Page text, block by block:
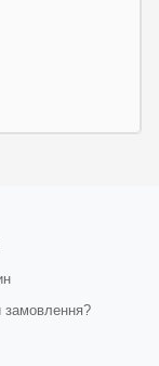
замовлення?